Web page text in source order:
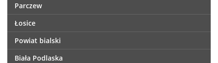
Parczew
Łosice
Powiat bialski
Biała Podlaska